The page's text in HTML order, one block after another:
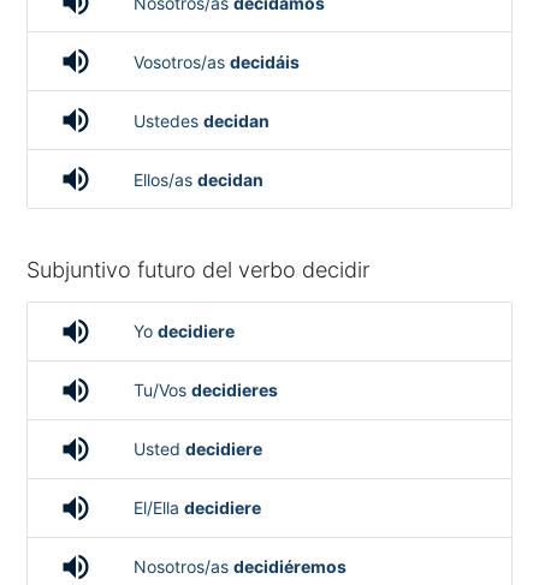
volume_up Vosotros/as decidáis
volume_up Ustedes decidan
volume_up Ellos/as decidan
Subjuntivo futuro del verbo decidir
volume_up Yo decidiere
volume_up Tu/Vos decidieres
volume_up Usted decidiere
volume_up El/Ella decidiere
volume_up Nosotros/as decidiéremos